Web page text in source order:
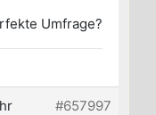
Umfrage?
#657997